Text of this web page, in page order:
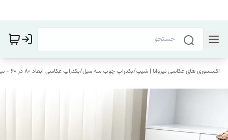
اکسسوری های عکاسی نیروانا | شیپ/بکدراپ چوب سه میل/بکدراپ عکاسی ابعاد 80 در 60 - نیروانا